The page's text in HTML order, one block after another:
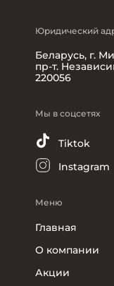
Юридический
Беларусь, г.
пр-т.
220056
Мы в соцсетях
Tiktok
Instagram
Меню
Главная
О компании
Акции